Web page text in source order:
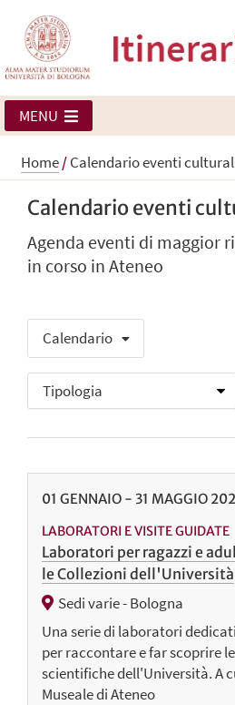
MENU
Home/Calendario eventi
Calendario eventi
Agenda eventi di maggior
in corso in Ateneo
Calendario
01 GENNAIO - 31 MAGGIO
LABORATORI E VISITE GUIDATE
Laboratori per ragazzi e
le Collezioni dell'Università
Sedi varie - Bologna
Una serie di laboratori
per raccontare e far scoprire
scientifiche dell'Università. A
Museale di Ateneo